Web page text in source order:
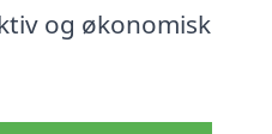
og økonomisk